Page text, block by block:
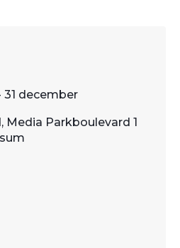
december
Media Parkboulevard 1